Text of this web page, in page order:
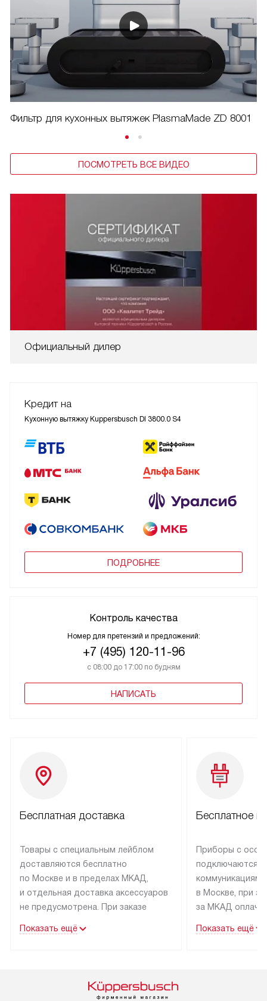
Фильтр для кухонных вытяжек PlasmaMade ZD 8001
ПОСМОТРЕТЬ ВСЕ ВИДЕО
Официальный дилер
Кредит на
Кухонную вытяжку Kuppersbusch DI 3800.0 S4
ПОДРОБНЕЕ
Контроль качества
Номер для претензий и предложений:
+7 (495) 120-11-96
с 08:00 до 17:00 по будням
НАПИСАТЬ
Бесплатная доставка
Товары с специальным лейблом
доставляются бесплатно
по Москве и в пределах МКАД,
и отдельная доставка аксессуаров
не предусмотрена. При заказе
рекомендуем обсудить
быть отправлены покупателю
Показать ещё
Бесплатное
Приборы с
подключаются к
коммуникациям
в Москве, при
за МКАД
партнера
Показать ещё